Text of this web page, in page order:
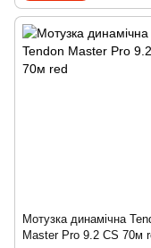
Мотузка динамічна
Master Pro 9.2 CS 70м